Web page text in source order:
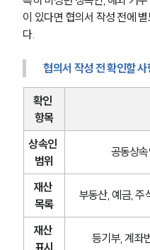
이 있다면 협의서 작성 전에
다.
협의서 작성 전 확인할 사
확인
항목
상속인
범위
공동상
재산
목록
부동산, 예금, 주
재산
등기부, 계좌